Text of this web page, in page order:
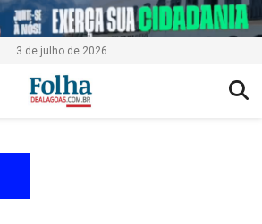
3 de julho de 2026